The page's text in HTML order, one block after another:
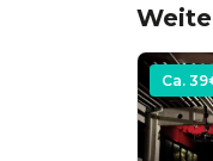
Ca. 39